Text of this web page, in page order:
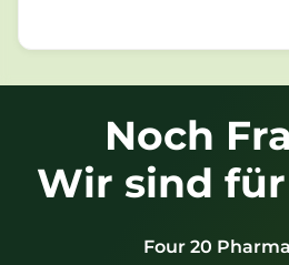
Noch
Wir sind
Four 20